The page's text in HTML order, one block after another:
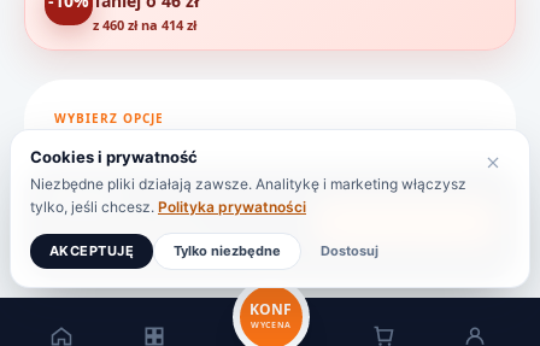
z 460 zł na 414 zł
WYBIERZ OPCJE
414 zł
Cena brutto|Dostawa 149 zł
KONF
WYCENA
Cookies i prywatność
Niezbędne pliki działają zawsze. Analitykę i marketing włączysz
tylko, jeśli chcesz. Polityka prywatności
AKCEPTUJĘ Tylko niezbędne Dostosuj